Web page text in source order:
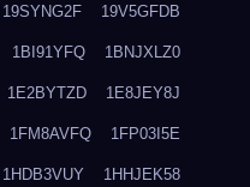
19SYNG2F 19V5GFDB
1BI91YFQ 1BNJXLZ0
1E2BYTZD 1E8JEY8J
1FM8AVFQ 1FP03I5E
1HDB3VUY 1HHJEK58